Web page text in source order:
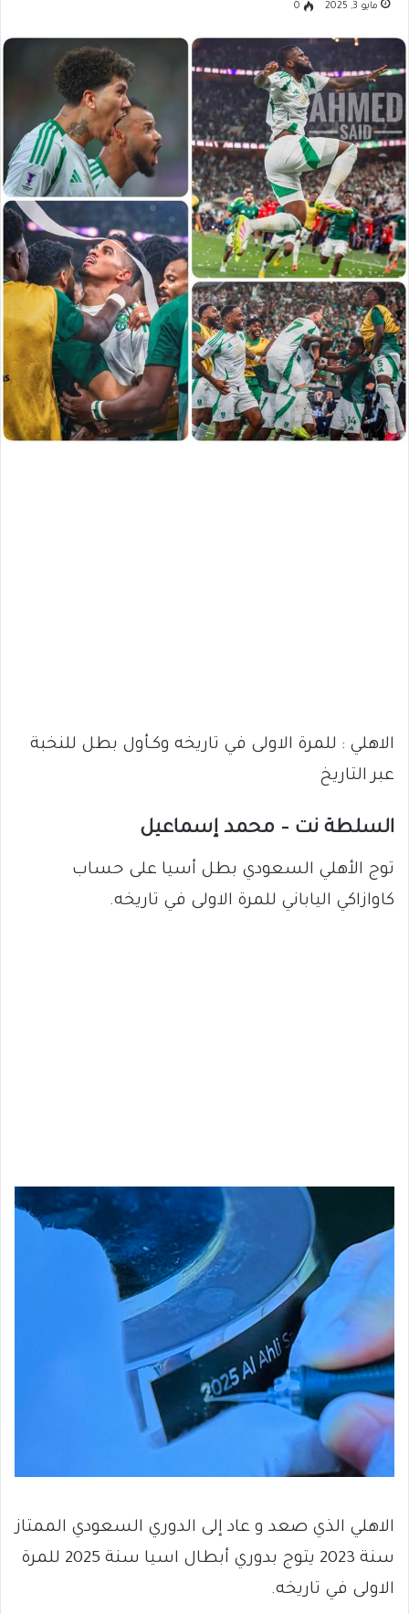
مايو 3, 2025 0
الاهلي : للمرة الاولى في تاريخه وكـأول بطل للنخبة
عبر التاريخ
السلطة نت – محمد إسماعيل
توج الأهلي السعودي بطل أسيا على حساب
كاوازاكي الياباني للمرة الاولى في تاريخه.
الاهلي الذي صعد و عاد إلى الدوري السعودي الممتاز
سنة 2023 يتوج بدوري أبطال اسيا سنة 2025 للمرة
الاولى في تاريخه.